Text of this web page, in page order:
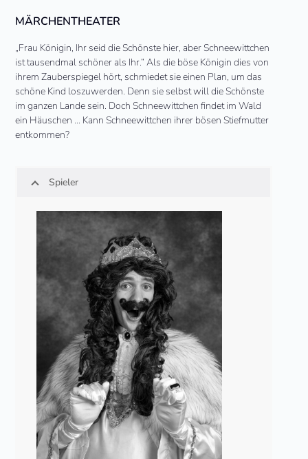
MÄRCHENTHEATER
„Frau Königin, Ihr seid die Schönste hier, aber Schneewittchen
ist tausendmal schöner als Ihr.“ Als die böse Königin dies von
ihrem Zauberspiegel hört, schmiedet sie einen Plan, um das
schöne Kind loszuwerden. Denn sie selbst will die Schönste
im ganzen Lande sein. Doch Schneewittchen findet im Wald
ein Häuschen … Kann Schneewittchen ihrer bösen Stiefmutter
entkommen?
Spieler